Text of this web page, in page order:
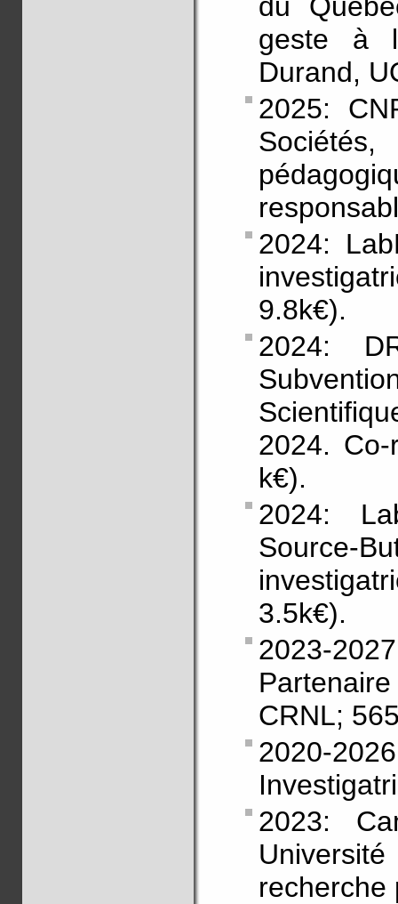
geste à
Durand,
2025:
2024:
9.8k€).
2024:
2024.
k€).
2024:
Source-
3.5k€).
2023-
CRNL;
2020-
2023:
recherche